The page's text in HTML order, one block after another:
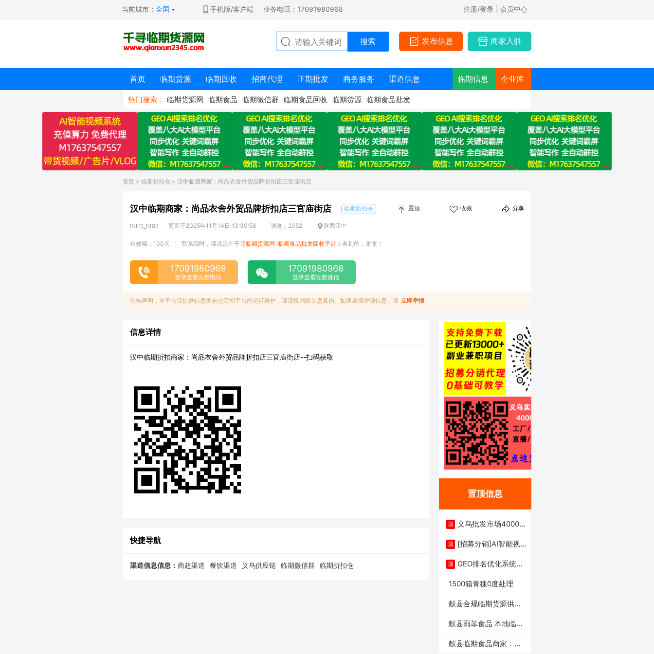
当前城市：全国 手机版/客户端 业务电话：17091980968 注册/登录 | 会员中心
发布信息 商家入驻
首页 临期货源 临期回收 招商代理 正期批发 商务服务 渠道信息 临期信息 企业库
热门搜索： 临期货源网 临期食品 临期微信群 临期食品回收 临期货源 临期食品批发
首页 > 临期折扣仓 > 汉中临期商家：尚品衣舍外贸品牌折扣店三官庙街店
汉中临期商家：尚品衣舍外贸品牌折扣店三官庙街店 临期折扣仓 置顶 收藏 分享
INFO_5197 更新于2025年11月14日 13:30:58 浏览：2052 陕西汉中
有效期：100天 联系我时，请说是在千寻临期货源网-临期食品批发回收平台 上看到的，谢谢！
17091980968
登录查看完整电话
17091980968
登录查看完整微信
公告声明：本平台仅提供信息发布交流和平台的运行维护，请谨慎判断信息真伪。如遇虚假诈骗信息，请 立即举报
信息详情
汉中临期折扣商家：尚品衣舍外贸品牌折扣店三官庙街店--扫码获取
快捷导航
渠道信息信息： 商超渠道 餐饮渠道 义乌供应链 临期微信群 临期折扣仓
置顶信息
顶
义乌批发市场4000多
顶 [招募分销]AI智能视
顶 GEO排名优化系统+A
1500箱青稞0度处理
献县合规临期货源供货
献县雨菲食品 本地临期
献县临期食品商家：献